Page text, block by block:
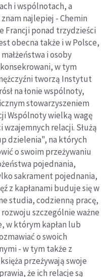
i wspólnotach, a
najlepiej - Chemin
Francji ponad trzydzieści
obecna także i w Polsce,
i osoby
w tym
tworzą Instytut
na łonie wspólnoty,
stowarzyszeniem
Wspólnoty wielką wagę
relacji. Służą
dzielenia", na których
o swoim przeżywaniu
pojednania,
sakrament pojednania,
z kapłanami buduje się w
studia, codzienną pracę,
szczególnie ważne
w którym kapłan lub
o swoich
- w tym także z
przeżywają swoje
że ich relacje są